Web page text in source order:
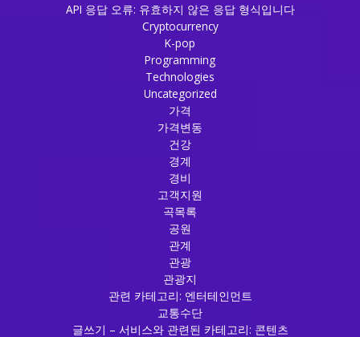
API 응답 오류: 유효하지 않은 응답 형식입니다
Cryptocurrency
K-pop
Programming
Technologies
Uncategorized
가격
가격변동
건강
경계
경비
고객지원
곡목록
공원
관계
관광
관광지
관련 카테고리: 엔터테인먼트
교통수단
글쓰기 – 서비스와 관련된 카테고리: 콘텐츠